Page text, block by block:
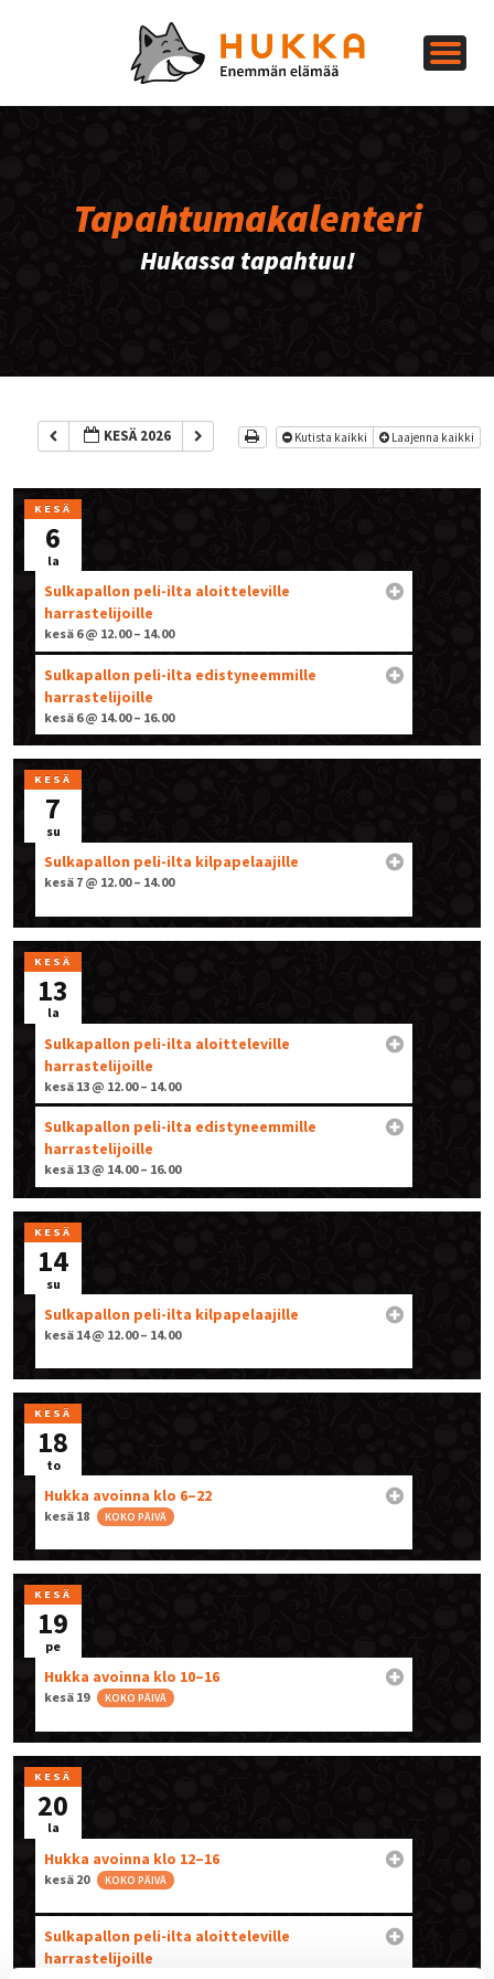
Tapahtumakalenteri
Hukassa tapahtuu!
KESÄ 2026 Kutista kaikki Laajenna kaikki
KESÄ
6
la
Sulkapallon peli-ilta aloitteleville
harrastelijoille
kesä 6 @ 12.00 – 14.00
Sulkapallon peli-ilta edistyneemmille
harrastelijoille
kesä 6 @ 14.00 – 16.00
KESÄ
7
su
Sulkapallon peli-ilta kilpapelaajille
kesä 7 @ 12.00 – 14.00
KESÄ
13
la
Sulkapallon peli-ilta aloitteleville
harrastelijoille
kesä 13 @ 12.00 – 14.00
Sulkapallon peli-ilta edistyneemmille
harrastelijoille
kesä 13 @ 14.00 – 16.00
KESÄ
14
su
Sulkapallon peli-ilta kilpapelaajille
kesä 14 @ 12.00 – 14.00
KESÄ
18
to
Hukka avoinna klo 6–22
kesä 18 KOKO PÄIVÄ
KESÄ
19
pe
Hukka avoinna klo 10–16
kesä 19 KOKO PÄIVÄ
KESÄ
20
la
Hukka avoinna klo 12–16
kesä 20 KOKO PÄIVÄ
Sulkapallon peli-ilta aloitteleville
harrastelijoille